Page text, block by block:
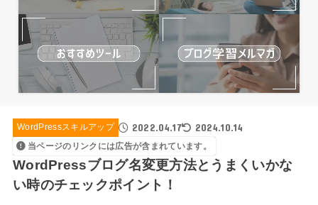
WordPressスキルアップ 2022.04.17 2024.10.14
当ページのリンクには広告が含まれています。
WordPressブログ名変更方法とうまくいかな
い時のチェックポイント！